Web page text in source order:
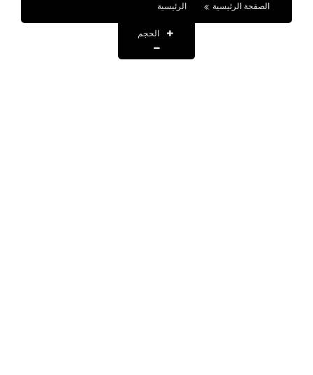
برامج كمبيوتر
الصفحة الرئيسية الرئيسية
الحجم